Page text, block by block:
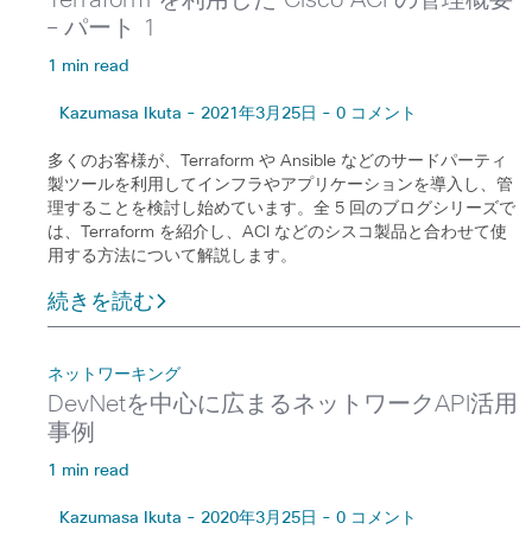
– パート 1
1 min read
Kazumasa Ikuta - 2021年3月25日 - 0 コメント
多くのお客様が、Terraform や Ansible などのサードパーティ
製ツールを利用してインフラやアプリケーションを導入し、管
理することを検討し始めています。全 5 回のブログシリーズで
は、Terraform を紹介し、ACI などのシスコ製品と合わせて使
用する方法について解説します。
続きを読む
ネットワーキング
DevNetを中心に広まるネットワークAPI活用
事例
1 min read
Kazumasa Ikuta - 2020年3月25日 - 0 コメント